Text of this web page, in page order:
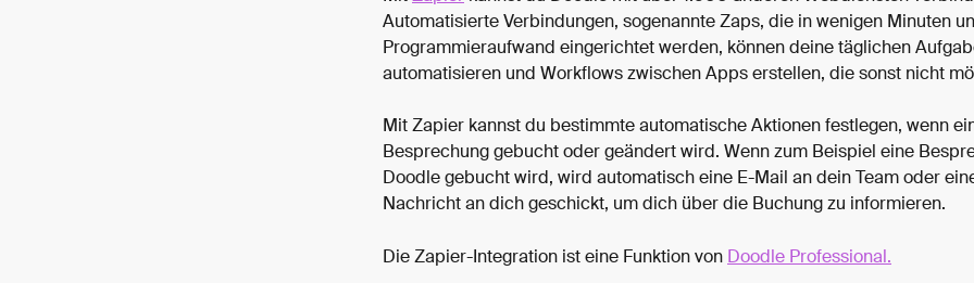
Automatisierte Verbindungen, sogenannte Zaps, die in wenigen Minuten
Programmieraufwand eingerichtet werden, können deine täglichen
automatisieren und Workflows zwischen Apps erstellen, die sonst nicht
Mit Zapier kannst du bestimmte automatische Aktionen festlegen, wenn
Besprechung gebucht oder geändert wird. Wenn zum Beispiel eine
Doodle gebucht wird, wird automatisch eine E-Mail an dein Team oder
Nachricht an dich geschickt, um dich über die Buchung zu informieren.
Die Zapier-Integration ist eine Funktion von Doodle Professional.